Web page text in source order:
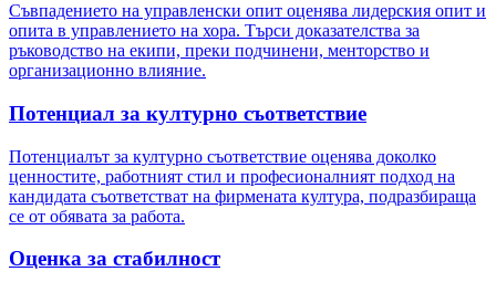
Съвпадението на управленски опит оценява лидерския опит и
опита в управлението на хора. Търси доказателства за
ръководство на екипи, преки подчинени, менторство и
организационно влияние.
Потенциал за културно съответствие
Потенциалът за културно съответствие оценява доколко
ценностите, работният стил и професионалният подход на
кандидата съответстват на фирмената култура, подразбираща
се от обявата за работа.
Оценка за стабилност